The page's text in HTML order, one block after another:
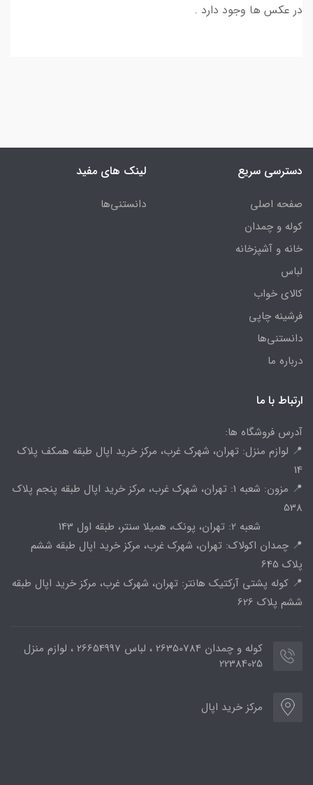
در عکس ها وجود دارد .
دسترسی سریع
صفحه اصلی
کوله و چمدان
خانه و آشپزخانه
لباس
کالای خواب
فرشینه چاپی
دانستنی‌ها
درباره ما
لینک های مفید
دانستنی‌ها
ارتباط با ما
آدرس فروشگاه ها:
📍 لوازم منزل: تهران، شهرک غرب، مرکز خرید اپال طبقه همکف پلاک
14
📍 مزون: شعبه 1: تهران، شهرک غرب، مرکز خرید اپال طبقه پنجم پلاک
538
شعبه 2: تهران، پونک، همیلا سنتر، طبقه اول 143
📍 چمدان اکولاک: تهران، شهرک غرب، مرکز خرید اپال طبقه ششم
پلاک 645
📍 کوله پشتی آرکتیک هانتر: تهران، شهرک غرب، مرکز خرید اپال طبقه
ششم پلاک 626
کوله و چمدان 26350784 ، لباس 26654997 ، لوازم منزل
22384025
مرکز خرید اپال